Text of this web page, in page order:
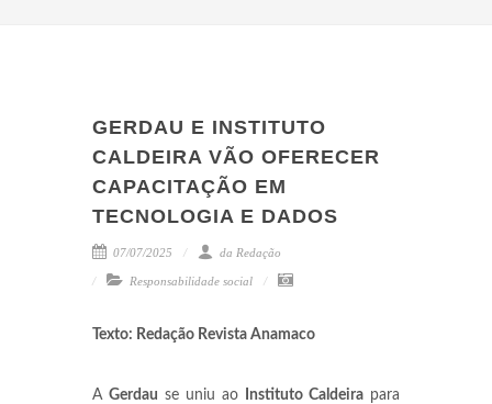
GERDAU E INSTITUTO
CALDEIRA VÃO OFERECER
CAPACITAÇÃO EM
TECNOLOGIA E DADOS
07/07/2025 da Redação
Responsabilidade social
Texto: Redação Revista Anamaco
A Gerdau se uniu ao Instituto Caldeira para